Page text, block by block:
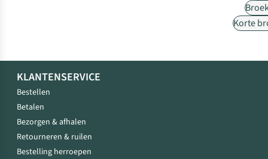
Korte
KLANTENSERVICE
Bestellen
Betalen
Bezorgen & afhalen
Retourneren & ruilen
Bestelling herroepen